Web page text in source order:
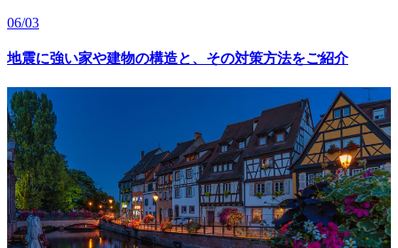
06/03
地震に強い家や建物の構造と、その対策方法をご紹介